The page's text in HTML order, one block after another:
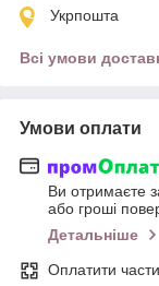
Укрпошта
Всі умови
Умови оплати
Ви отримаєте
або гроші
Детальніше
Оплатити